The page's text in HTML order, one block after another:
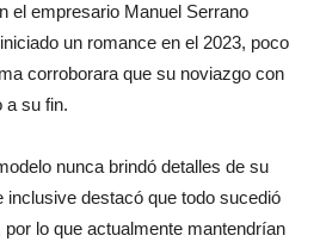
el empresario Manuel Serrano
un romance en el 2023, poco
corroborara que su noviazgo con
a su fin.
nunca brindó detalles de su
inclusive destacó que todo sucedió
lo que actualmente mantendrían